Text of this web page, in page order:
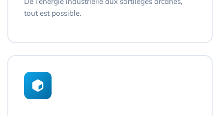
tout est possible.